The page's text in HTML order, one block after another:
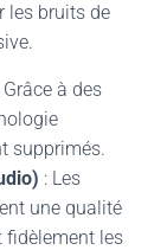
les bruits de
Grâce à des
supprimés.
: Les
une qualité
fidèlement les